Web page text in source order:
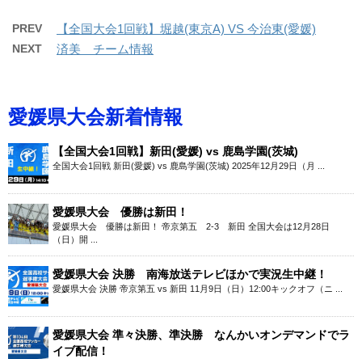
PREV 【全国大会1回戦】堀越(東京A) VS 今治東(愛媛)
NEXT 済美 チーム情報
愛媛県大会新着情報
【全国大会1回戦】新田(愛媛) vs 鹿島学園(茨城)
全国大会1回戦 新田(愛媛) vs 鹿島学園(茨城) 2025年12月29日（月 ...
愛媛県大会 優勝は新田！
愛媛県大会 優勝は新田！ 帝京第五 2-3 新田 全国大会は12月28日
（日）開 ...
愛媛県大会 決勝 南海放送テレビほかで実況生中継！
愛媛県大会 決勝 帝京第五 vs 新田 11月9日（日）12:00キックオフ（ニ ...
愛媛県大会 準々決勝、準決勝 なんかいオンデマンドでラ
イブ配信！